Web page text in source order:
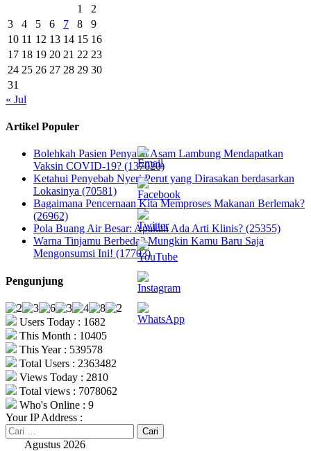
1
2
3
4 5 6 7 8
9
10 11 12 13 14 15 16
17 18 19 20 21 22 23
24 25 26 27 28 29 30
31
« Jul
Artikel Populer
Bolehkah Pasien Penyakit Asam Lambung Mendapatkan
Vaksin COVID-19? (137020)
Ketahui Penyebab Nyeri Perut yang Dirasakan berdasarkan
Lokasinya (70581)
Bagaimana Pencernaan Kita Memproses Makanan Berlemak?
(26962)
Pola Buang Air Besar: Apakah Ada Arti Klinis? (25355)
Warna Tinjamu Berbeda? Mungkin Kamu Baru Saja
Mengonsumsi Ini! (17703)
Pengunjung
Users Today : 1682
This Month : 10405
This Year : 539578
Total Users : 2363482
Views Today : 2810
Total views : 7078062
Who's Online : 9
Your IP Address :
Cari
untuk:Agustus 2026